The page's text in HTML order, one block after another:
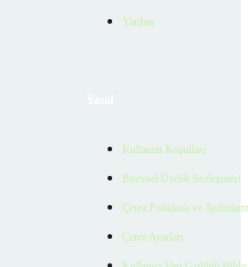
Yardım
Kullanım Koşulları
Bireysel Üyelik Sözleşmesi
Çerez Politikası ve
Çerez Ayarları